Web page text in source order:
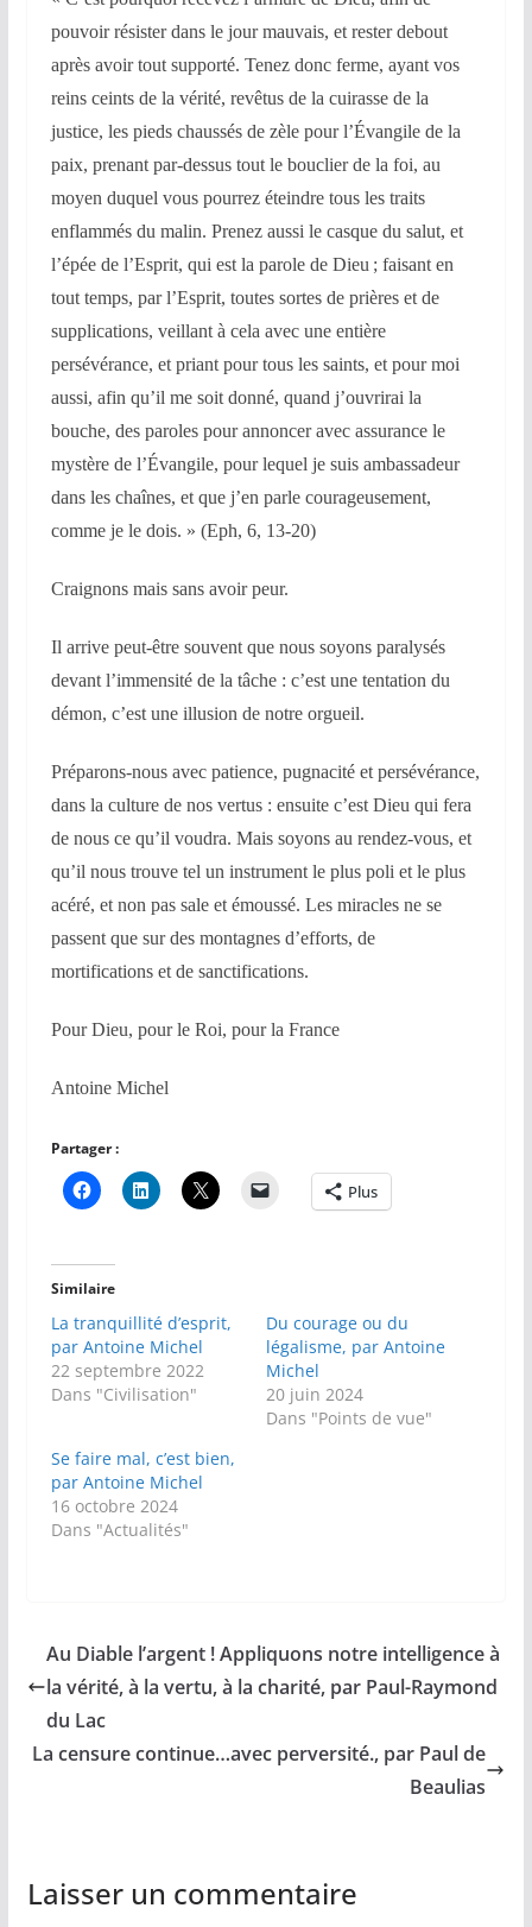
pouvoir résister dans le jour mauvais, et rester debout
après avoir tout supporté. Tenez donc ferme, ayant vos
reins ceints de la vérité, revêtus de la cuirasse de la
justice, les pieds chaussés de zèle pour l’Évangile de la
paix, prenant par-dessus tout le bouclier de la foi, au
moyen duquel vous pourrez éteindre tous les traits
enflammés du malin. Prenez aussi le casque du salut, et
l’épée de l’Esprit, qui est la parole de Dieu ; faisant en
tout temps, par l’Esprit, toutes sortes de prières et de
supplications, veillant à cela avec une entière
persévérance, et priant pour tous les saints, et pour moi
aussi, afin qu’il me soit donné, quand j’ouvrirai la
bouche, des paroles pour annoncer avec assurance le
mystère de l’Évangile, pour lequel je suis ambassadeur
dans les chaînes, et que j’en parle courageusement,
comme je le dois. » (Eph, 6, 13-20)
Craignons mais sans avoir peur.
Il arrive peut-être souvent que nous soyons paralysés
devant l’immensité de la tâche : c’est une tentation du
démon, c’est une illusion de notre orgueil.
Préparons-nous avec patience, pugnacité et persévérance,
dans la culture de nos vertus : ensuite c’est Dieu qui fera
de nous ce qu’il voudra. Mais soyons au rendez-vous, et
qu’il nous trouve tel un instrument le plus poli et le plus
acéré, et non pas sale et émoussé. Les miracles ne se
passent que sur des montagnes d’efforts, de
mortifications et de sanctifications.
Pour Dieu, pour le Roi, pour la France
Antoine Michel
Partager :
Plus
Similaire
La tranquillité d’esprit,
par Antoine Michel
22 septembre 2022
Dans "Civilisation"
Du courage ou du
légalisme, par Antoine
Michel
20 juin 2024
Dans "Points de vue"
Se faire mal, c’est bien,
par Antoine Michel
16 octobre 2024
Dans "Actualités"
Au Diable l’argent ! Appliquons notre intelligence à
la vérité, à la vertu, à la charité, par Paul-Raymond
du Lac
La censure continue…avec perversité., par Paul de
Beaulias
Laisser un commentaire